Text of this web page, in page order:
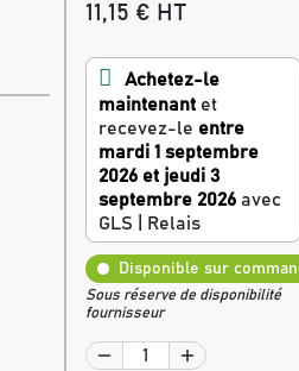
11,15 € HT
Achetez-le
maintenantet
recevez-le entre
mardi 1 septembre
2026 et jeudi 3
septembre 2026 avec
GLS | Relais
Disponible sur
Sous réserve de disponibilité
fournisseur